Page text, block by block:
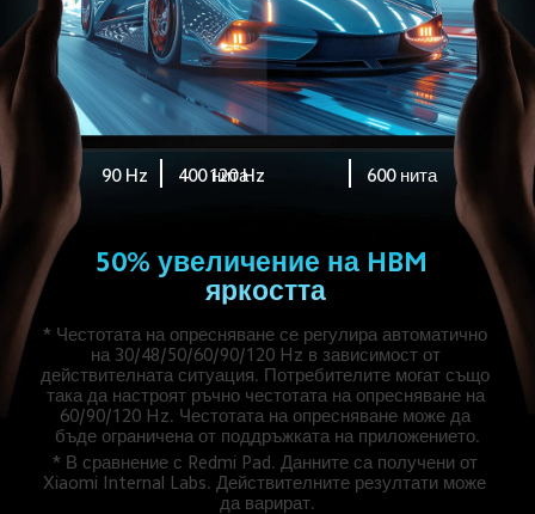
90 Hz 400 нита
120 Hz 600 нита
50% увеличение на HBM
яркостта
* Честотата на опресняване се регулира автоматично
на 30/48/50/60/90/120 Hz в зависимост от
действителната ситуация. Потребителите могат също
така да настроят ръчно честотата на опресняване на
60/90/120 Hz. Честотата на опресняване може да
бъде ограничена от поддръжката на приложението.
* В сравнение с Redmi Pad. Данните са получени от
Xiaomi Internal Labs. Действителните резултати може
да варират.